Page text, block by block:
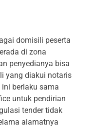
domisili peserta
di zona
penyedianya bisa
yang diakui notaris
berlaku sama
untuk pendirian
tender tidak
alamatnya